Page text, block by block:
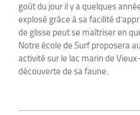
goût du jour il y a quelques
explosé grâce à sa facilité
de glisse peut se maîtriser en
Notre école de Surf proposera
activité sur le lac marin de
découverte de sa faune.